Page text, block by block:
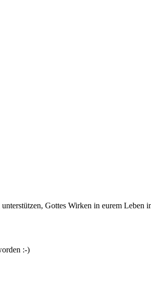
Gottes Wirken in eurem
:-)